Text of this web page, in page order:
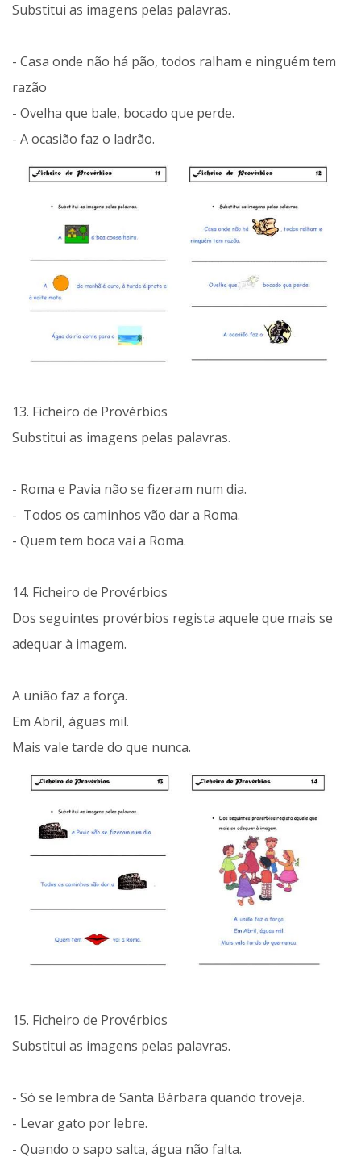
Substitui as imagens pelas palavras.
- Casa onde não há pão, todos ralham e ninguém tem
razão
- Ovelha que bale, bocado que perde.
- A ocasião faz o ladrão.
13. Ficheiro de Provérbios
Substitui as imagens pelas palavras.
- Roma e Pavia não se fizeram num dia.
- Todos os caminhos vão dar a Roma.
- Quem tem boca vai a Roma.
14. Ficheiro de Provérbios
Dos seguintes provérbios regista aquele que mais se
adequar à imagem.
A união faz a força.
Em Abril, águas mil.
Mais vale tarde do que nunca.
15. Ficheiro de Provérbios
Substitui as imagens pelas palavras.
- Só se lembra de Santa Bárbara quando troveja.
- Levar gato por lebre.
- Quando o sapo salta, água não falta.